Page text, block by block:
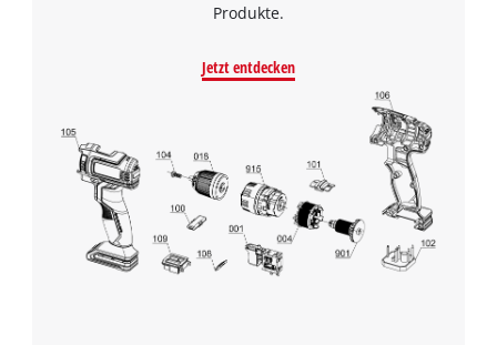
Produkte.
Jetzt entdecken